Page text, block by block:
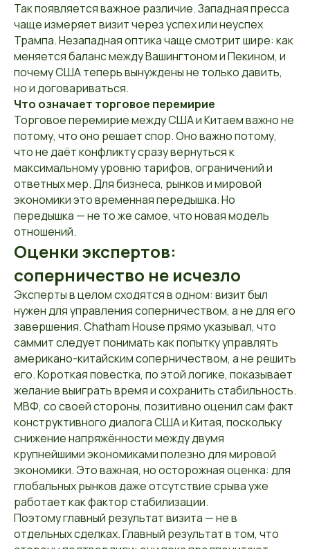
Так появляется важное различие. Западная пресса
чаще измеряет визит через успех или неуспех
Трампа. Незападная оптика чаще смотрит шире: как
меняется баланс между Вашингтоном и Пекином, и
почему США теперь вынуждены не только давить,
но и договариваться.
Что означает торговое перемирие
Торговое перемирие между США и Китаем важно не
потому, что оно решает спор. Оно важно потому,
что не даёт конфликту сразу вернуться к
максимальному уровню тарифов, ограничений и
ответных мер. Для бизнеса, рынков и мировой
экономики это временная передышка. Но
передышка — не то же самое, что новая модель
отношений.
Оценки экспертов:
соперничество не исчезло
Эксперты в целом сходятся в одном: визит был
нужен для управления соперничеством, а не для его
завершения. Chatham House прямо указывал, что
саммит следует понимать как попытку управлять
американо-китайским соперничеством, а не решить
его. Короткая повестка, по этой логике, показывает
желание выиграть время и сохранить стабильность.
МВФ, со своей стороны, позитивно оценил сам факт
конструктивного диалога США и Китая, поскольку
снижение напряжённости между двумя
крупнейшими экономиками полезно для мировой
экономики. Это важная, но осторожная оценка: для
глобальных рынков даже отсутствие срыва уже
работает как фактор стабилизации.
Поэтому главный результат визита — не в
отдельных сделках. Главный результат в том, что